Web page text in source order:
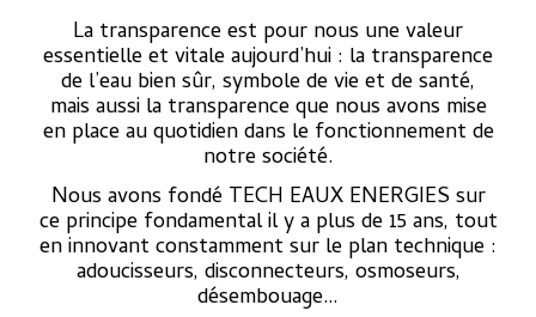
La transparence est pour nous une valeur
essentielle et vitale aujourd’hui : la transparence
de l’eau bien sûr, symbole de vie et de santé,
mais aussi la transparence que nous avons mise
en place au quotidien dans le fonctionnement de
notre société.
Nous avons fondé TECH EAUX ENERGIES sur
ce principe fondamental il y a plus de 15 ans, tout
en innovant constamment sur le plan technique :
adoucisseurs, disconnecteurs, osmoseurs,
désembouage…